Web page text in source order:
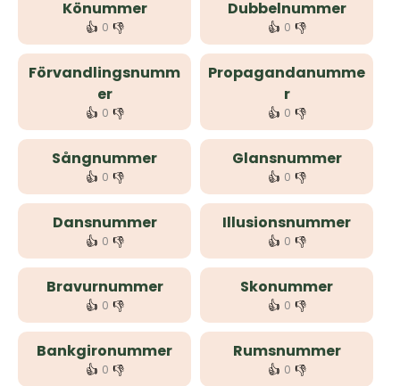
Könummer
👍 0 👎
Dubbelnummer
👍 0 👎
Förvandlingsnumm
er
👍 0 👎
Propagandanumme
r
👍 0 👎
Sångnummer
👍 0 👎
Glansnummer
👍 0 👎
Dansnummer
👍 0 👎
Illusionsnummer
👍 0 👎
Bravurnummer
👍 0 👎
Skonummer
👍 0 👎
Bankgironummer
👍 0 👎
Rumsnummer
👍 0 👎